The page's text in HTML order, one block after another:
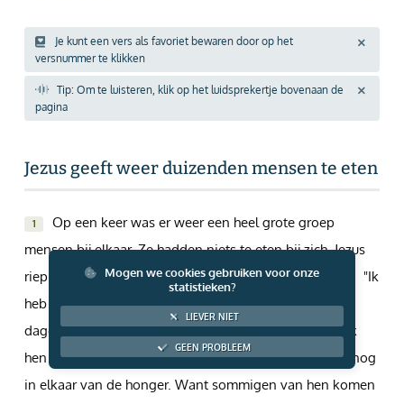
Je kunt een vers als favoriet bewaren door op het
versnummer te klikken
Tip: Om te luisteren, klik op het luidsprekertje bovenaan de
pagina
Jezus geeft weer duizenden mensen te eten
1
Op een keer was er weer een heel grote groep
mensen bij elkaar. Ze hadden niets te eten bij zich. Jezus
riep zijn leerlingen naar Zich toe en zei tegen hen:
"Ik
heb medelijden met al die mensen. Ze zijn nu al drie
dagen bij Mij en hebben niets meer te eten.
Als Ik
hen zonder eten naar huis stuur, zakken ze onderweg nog
in elkaar van de honger. Want sommigen van hen komen
Mogen we cookies gebruiken voor onze
statistieken?
LIEVER NIET
GEEN PROBLEEM